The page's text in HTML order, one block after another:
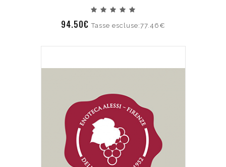
94.50€Tasse escluse:77.46€